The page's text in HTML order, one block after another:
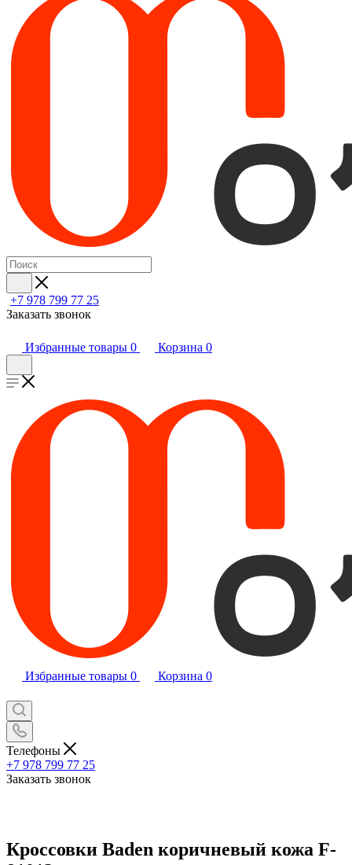
+7 978 799 77 25
Заказать звонок
Избранные товары 0 Корзина 0
Избранные товары 0 Корзина 0
Телефоны
+7 978 799 77 25
Заказать звонок
Кроссовки Baden коричневый кожа F-